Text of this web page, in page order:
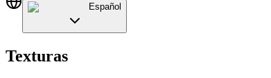
Español
Texturas